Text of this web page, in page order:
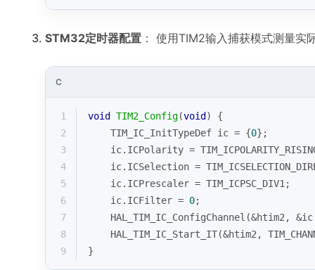
STM32定时器配置 ： 使用TIM2输入捕获模式测量实
C
1 void TIM2_Config(void )
{
2
    TIM_IC_InitTypeDef ic = {
0};
3
ic.ICPolarity =
4
ic.ICSelection =
5
    ic.ICPrescaler = TIM_ICPSC_DIV1;
6
    ic.ICFilter =
0;
7
HAL_TIM_IC_ConfigChannel(&htim2,
8
HAL_TIM_IC_Start_IT(&htim2,
9
}